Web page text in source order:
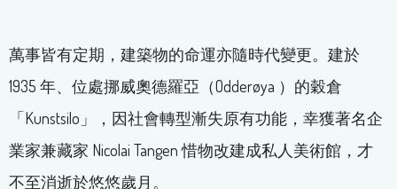
萬事皆有定期，建築物的命運亦隨時代變更。建於
1935 年、位處挪威奧德羅亞（Odderøya ）的穀倉
「Kunstsilo」，因社會轉型漸失原有功能，幸獲著名企
業家兼藏家 Nicolai Tangen 惜物改建成私人美術館，才
不至消逝於悠悠歲月。